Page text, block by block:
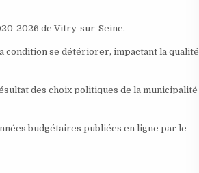
2026 de Vitry-sur-Seine.
condition se détériorer, impactant la qualité
des choix politiques de la municipalité
budgétaires publiées en ligne par le